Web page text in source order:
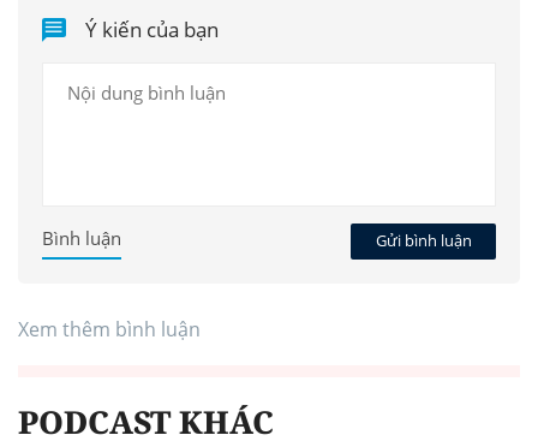
Ý kiến của bạn
Gửi bình luận
Bình luận
Xem thêm bình luận
PODCAST KHÁC